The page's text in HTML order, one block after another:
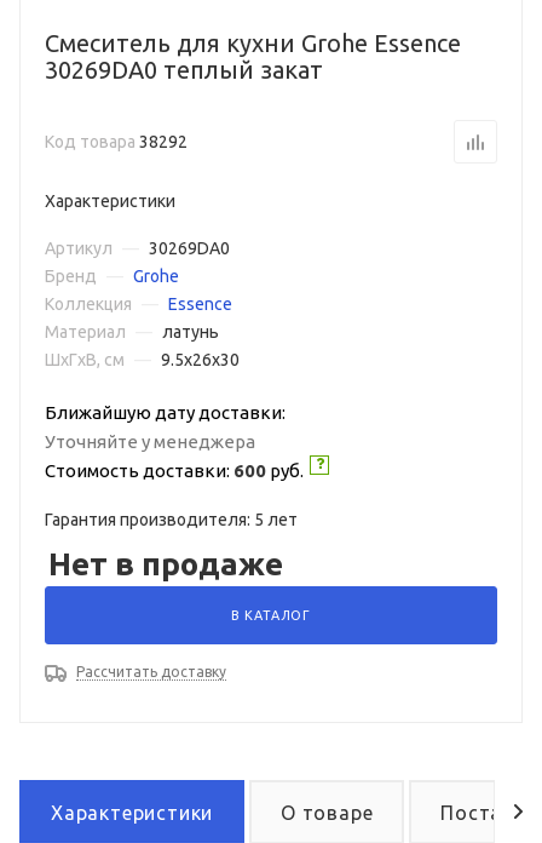
Смеситель для кухни Grohe Essence
30269DA0 теплый закат
Код товара 38292
Характеристики
Артикул
30269DA0
Бренд
Grohe
Коллекция
Essence
Материал
латунь
ШxГxВ, см
9.5x26x30
Ближайшую дату доставки:
Уточняйте у менеджера
Стоимость доставки: 600 руб.
Гарантия производителя: 5 лет
Нет в продаже
В КАТАЛОГ
Рассчитать доставку
Характеристики О товаре Поставка